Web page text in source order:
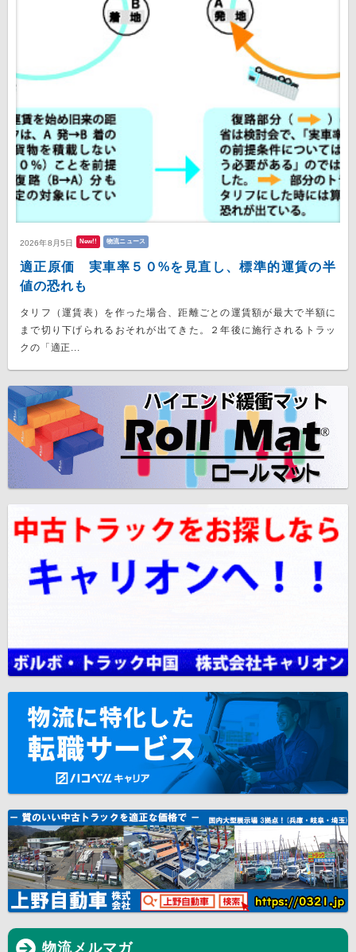
2026年8月5日 New!! 物流ニュース
適正原価 実車率５０%を見直し、標準的運賃の半
値の恐れも
タリフ（運賃表）を作った場合、距離ごとの運賃額が最大で半額に
まで切り下げられるおそれが出てきた。２年後に施行されるトラッ
クの「適正...
物流メルマガ